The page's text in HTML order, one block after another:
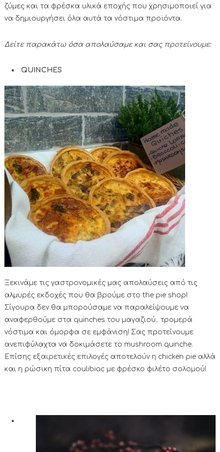
ζύμες και τα φρέσκα υλικά εποχής που χρησιμοποιεί για
να δημιουργήσει όλα αυτά τα νόστιμα προϊόντα.
Δείτε παρακάτω όσα απολαύσαμε και σας προτείνουμε:
QUINCHES
Ξεκινάμε τις γαστρονομικές μας απολαύσεις από τις
αλμυρές εκδοχές που θα βρούμε στο the pie shop!
Σίγουρα δεν θα μπορούσαμε να παραλείψουμε να
αναφερθούμε στα quinches του μαγαζιού.. τρομερά
νόστιμα και όμορφα σε εμφάνιση! Σας προτείνουμε
ανεπιφύλαχτα να δοκιμάσετε το mushroom quinche.
Επίσης εξαιρετικές επιλογές αποτελούν η chicken pie αλλά
και η ρώσικη πίτα coulibiac με φρέσκο φιλέτο σολομού!